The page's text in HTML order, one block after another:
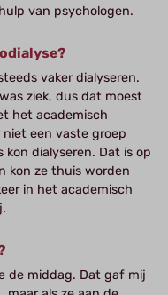
van psychologen.
vaker dialyseren.
ziek, dus dat moest
het academisch
een vaste groep
dialyseren. Dat is op
kon ze thuis worden
in het academisch
de middag. Dat gaf mij